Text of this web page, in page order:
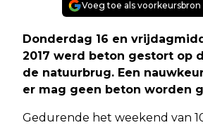
Voeg toe als voorkeursbron
Donderdag 16 en
2017 werd beton gestort op
de natuurbrug. Een
er mag geen beton worden
Gedurende het weekend van